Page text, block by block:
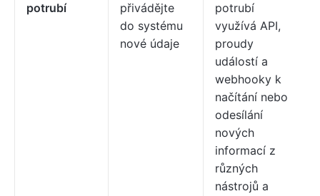
potrubí
přivádějte
do systému
nové údaje
potrubí
využívá API,
proudy
událostí a
webhooky k
načítání nebo
odesílání
nových
informací z
různých
nástrojů a